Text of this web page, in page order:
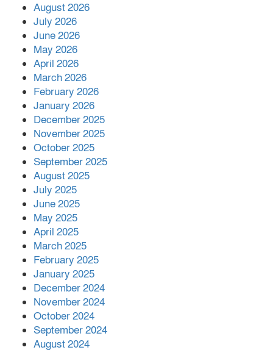
প্রসাদ দাসের সহকারী অধ্যাপক পদে পদোন্নতি।
খাল পুনঃখননে সাশ্রয়,সরকারি কোষাগারে ফিরল
২ কোটি ২০ লাখ টাকা।সততার অনন্য দৃষ্টান্ত
স্থাপন করলেন ইউএনও বেদবতী মিস্ত্রী।
‘জ্বিন হাজিরে স্বর্ণ দ্বিগুণ’— প্রতারণার ফাঁদে ১৭
August 2026
July 2026
June 2026
May 2026
April 2026
March 2026
February 2026
January 2026
December 2025
November 2025
October 2025
September 2025
August 2025
July 2025
June 2025
May 2025
April 2025
March 2025
February 2025
January 2025
December 2024
November 2024
October 2024
September 2024
August 2024